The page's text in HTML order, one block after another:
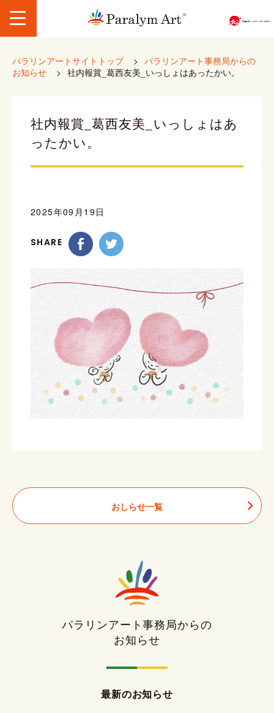
パラリンアートサイトトップ > パラリンアート事務局からの
お知らせ
> 社内報賞_葛西友美_いっしょはあったかい。
社内報賞_葛西友美_いっしょはあ
ったかい。
2025年09月19日
SHARE
おしらせ一覧
パラリンアート事務局からの
お知らせ
最新のお知らせ